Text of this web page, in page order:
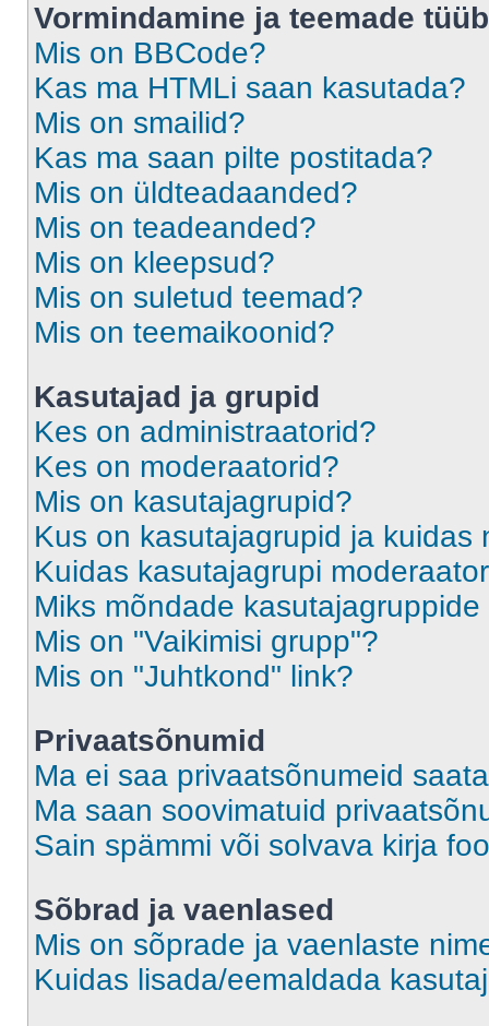
Vormindamine ja teemade
Mis on BBCode?
Kas ma HTMLi saan kasutada?
Mis on smailid?
Kas ma saan pilte postitada?
Mis on üldteadaanded?
Mis on teadeanded?
Mis on kleepsud?
Mis on suletud teemad?
Mis on teemaikoonid?
Kasutajad ja grupid
Kes on administraatorid?
Kes on moderaatorid?
Mis on kasutajagrupid?
Kus on kasutajagrupid ja kuidas
Kuidas kasutajagrupi
Miks mõndade
Mis on "Vaikimisi grupp"?
Mis on "Juhtkond" link?
Privaatsõnumid
Ma ei saa privaatsõnumeid
Ma saan soovimatuid
Sain spämmi või solvava kirja
Sõbrad ja vaenlased
Mis on sõprade ja vaenlaste
Kuidas lisada/eemaldada